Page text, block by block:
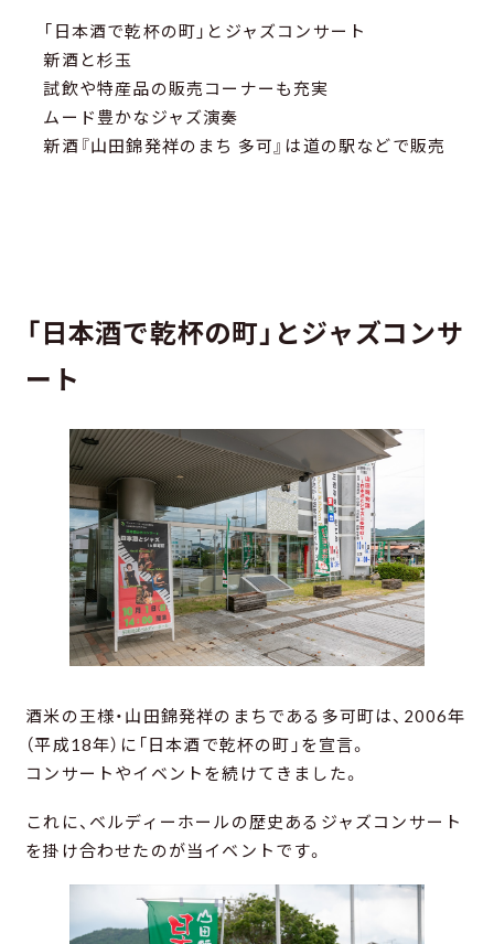
「日本酒で乾杯の町」とジャズコンサート
新酒と杉玉
試飲や特産品の販売コーナーも充実
ムード豊かなジャズ演奏
新酒『山田錦発祥のまち 多可』は道の駅などで販売
「日本酒で乾杯の町」とジャズコンサ
ート
酒米の王様・山田錦発祥のまちである多可町は、2006年
（平成18年）に「日本酒で乾杯の町」を宣言。
コンサートやイベントを続けてきました。
これに、ベルディーホールの歴史あるジャズコンサート
を掛け合わせたのが当イベントです。